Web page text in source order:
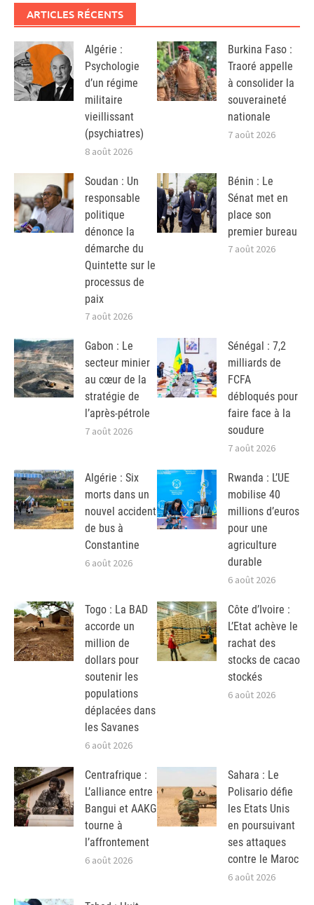
ARTICLES RÉCENTS
Algérie :
Psychologie
d’un régime
militaire
vieillissant
(psychiatres)
8 août 2026
Burkina Faso :
Traoré appelle
à consolider la
souveraineté
nationale
7 août 2026
Soudan : Un
responsable
politique
dénonce la
démarche du
Quintette sur le
processus de
paix
7 août 2026
Bénin : Le
Sénat met en
place son
premier bureau
7 août 2026
Gabon : Le
secteur minier
au cœur de la
stratégie de
l’après-pétrole
7 août 2026
Sénégal : 7,2
milliards de
FCFA
débloqués pour
faire face à la
soudure
7 août 2026
Algérie : Six
morts dans un
nouvel accident
de bus à
Constantine
6 août 2026
Rwanda : L’UE
mobilise 40
millions d’euros
pour une
agriculture
durable
6 août 2026
Togo : La BAD
accorde un
million de
dollars pour
soutenir les
populations
déplacées dans
les Savanes
6 août 2026
Côte d’Ivoire :
L’Etat achève le
rachat des
stocks de cacao
stockés
6 août 2026
Centrafrique :
L’alliance entre
Bangui et AAKG
tourne à
l’affrontement
6 août 2026
Sahara : Le
Polisario défie
les Etats Unis
en poursuivant
ses attaques
contre le Maroc
6 août 2026